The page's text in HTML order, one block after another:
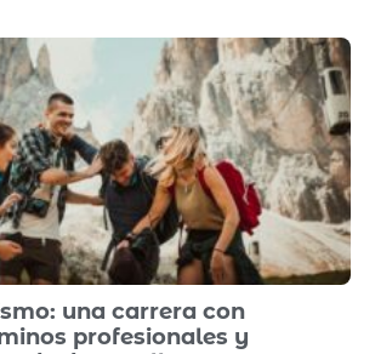
una carrera con
profesionales y